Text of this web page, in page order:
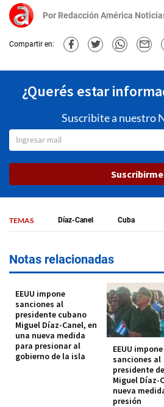
Por Redacción América
Compartir en:
¿Querés estar
Suscribite a nuestro
Suscribirme
TEMAS Díaz-Canel Cuba
Notas relacionadas
EEUU impone
sanciones al
presidente cubano
Miguel Díaz-Canel, en
una nueva medida
para presionar al
gobierno de la isla
EEUU impone
sanciones al
presidente
Miguel Díaz-
nueva
presión